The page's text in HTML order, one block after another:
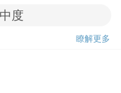
瞭解更多